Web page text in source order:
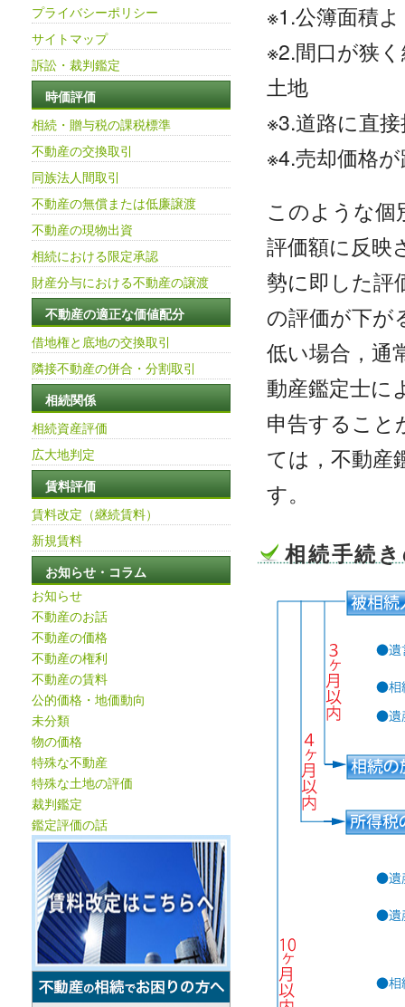
※1.公簿面積
※2.間口が狭
土地
※3.道路に直
※4.売却価格
このような個
評価額に反映
勢に即した評
の評価が下が
低い場合，通
動産鑑定士に
申告すること
ては，不動産
す。
相続手続
プライバシーポリシー
サイトマップ
訴訟・裁判鑑定
時価評価
相続・贈与税の課税標準
不動産の交換取引
同族法人間取引
不動産の無償または低廉譲渡
不動産の現物出資
相続における限定承認
財産分与における不動産の譲渡
不動産の適正な価値配分
借地権と底地の交換取引
隣接不動産の併合・分割取引
相続関係
相続資産評価
広大地判定
賃料評価
賃料改定（継続賃料）
新規賃料
お知らせ・コラム
お知らせ
不動産のお話
不動産の価格
不動産の権利
不動産の賃料
公的価格・地価動向
未分類
物の価格
特殊な不動産
特殊な土地の評価
裁判鑑定
鑑定評価の話